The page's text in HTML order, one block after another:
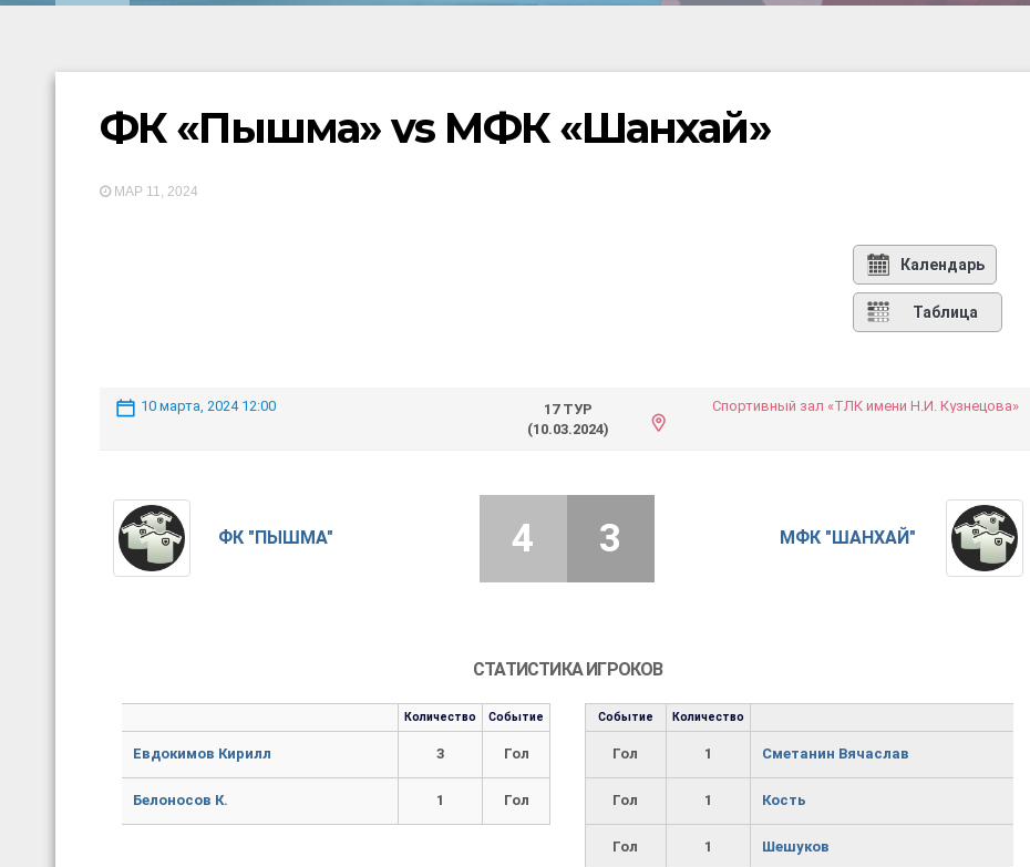
ФК «Пышма» vs МФК «Шанхай»
МАР 11, 2024
Календарь
Таблица
10 марта, 2024 12:00
17 ТУР
(10.03.2024)
Спортивный зал «ТЛК имени Н.И. Кузнецова»
ФК "ПЫШМА" МФК "ШАНХАЙ"
4 3
СТАТИСТИКА ИГРОКОВ
Количество Событие
Евдокимов Кирилл 3 Гол
Белоносов К. 1 Гол
Событие Количество
Гол 1 Сметанин Вячаслав
Гол 1 Кость
Гол 1 Шешуков